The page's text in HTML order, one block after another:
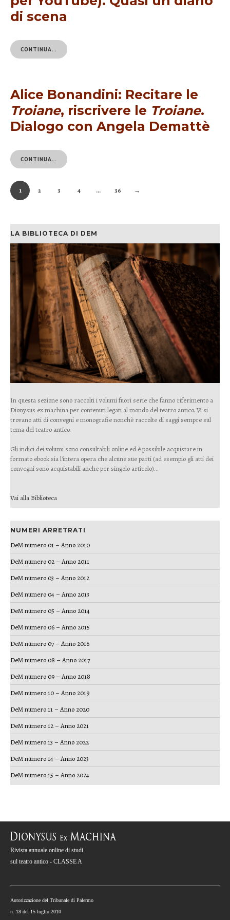
di scena
CONTINUA…
Alice Bonandini: Recitare le
Troiane, riscrivere le Troiane.
Dialogo con Angela Demattè
CONTINUA…
1 2 3 4 … 36 →
LA BIBLIOTECA DI DEM
In questa sezione sono raccolti i volumi fuori serie che fanno riferimento a
Dionysus ex machina per contenuti legati al mondo del teatro antico. Vi si
trovano atti di convegni e monografie nonchè raccolte di saggi sempre sul
tema del teatro antico.
Gli indici dei volumi sono consultabili online ed è possibile acquistare in
formato ebook sia l'intera opera che alcune sue parti (ad esempio gli atti dei
convegni sono acquistabili anche per singolo articolo)...
Vai alla Biblioteca
NUMERI ARRETRATI
DeM numero 01 – Anno 2010
DeM numero 02 – Anno 2011
DeM numero 03 – Anno 2012
DeM numero 04 – Anno 2013
DeM numero 05 – Anno 2014
DeM numero 06 – Anno 2015
DeM numero 07 – Anno 2016
DeM numero 08 – Anno 2017
DeM numero 09 – Anno 2018
DeM numero 10 – Anno 2019
DeM numero 11 – Anno 2020
DeM numero 12 – Anno 2021
DeM numero 13 – Anno 2022
DeM numero 14 – Anno 2023
DeM numero 15 – Anno 2024
Rivista annuale online di studi
sul teatro antico - CLASSE A
Autorizzazione del Tribunale di Palermo
n. 18 del 15 luglio 2010